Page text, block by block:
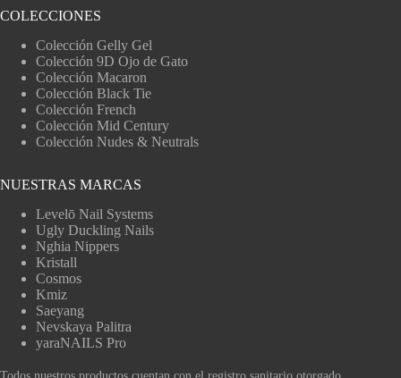
COLECCIONES
Colección Gelly Gel
Colección 9D Ojo de Gato
Colección Macaron
Colección Black Tie
Colección French
Colección Mid Century
Colección Nudes & Neutrals
NUESTRAS MARCAS
Levelō Nail Systems
Ugly Duckling Nails
Nghia Nippers
Kristall
Cosmos
Kmiz
Saeyang
Nevskaya Palitra
yaraNAILS Pro